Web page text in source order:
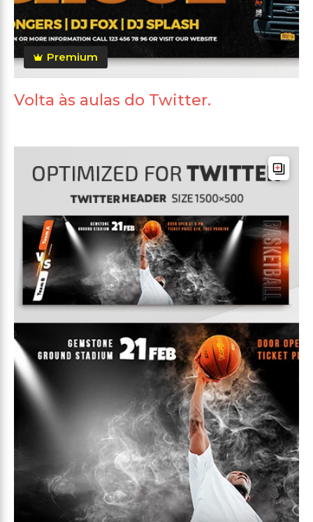
Premium
Volta às aulas do Twitter.